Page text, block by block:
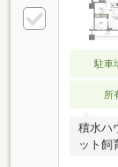
式床
洗面
き）
具交
駐車
所
積水ハ
ット飼